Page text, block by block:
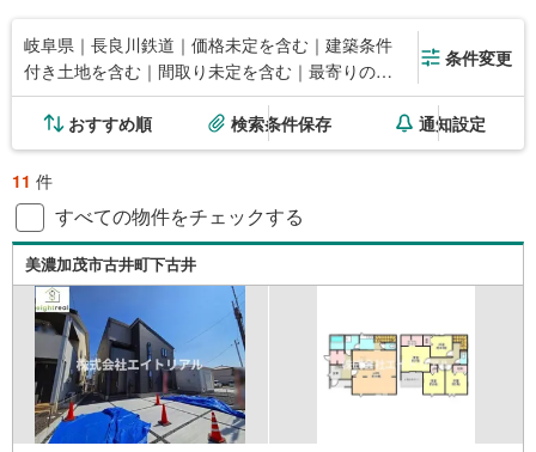
岐阜県｜長良川鉄道｜価格未定を含む｜建築条件
付き土地を含む｜間取り未定を含む｜最寄りの駅
が始発駅
条件変更
おすすめ順 検索条件保存 通知設定
11 件
すべての物件をチェックする
美濃加茂市古井町下古井